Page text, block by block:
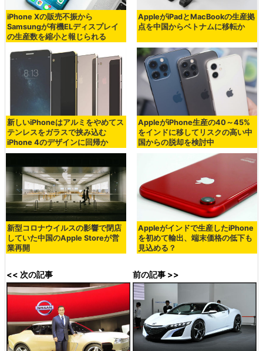
iPhone Xの販売不振から
Samsungが有機ELディスプレイ
の生産数を縮小と報じられる
AppleがiPadとMacBookの生産拠
点を中国からベトナムに移転か
新しいiPhoneはアルミをやめてス
テンレスをガラスで挟み込む
iPhone 4のデザインに回帰か
AppleがiPhone生産の40～45%
をインドに移してリスクの高い中
国からの脱却を検討中
新型コロナウイルスの影響で閉店
していた中国のApple Storeが営
業再開
Appleがインドで生産したiPhone
を初めて輸出、端末価格の低下も
見込める？
<< 次の記事 前の記事 >>